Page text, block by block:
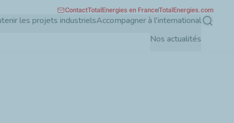
les projets industrielsAccompagner à l'international
Nos actualités
ContactTotalEnergies en FranceTotalEnergies.com